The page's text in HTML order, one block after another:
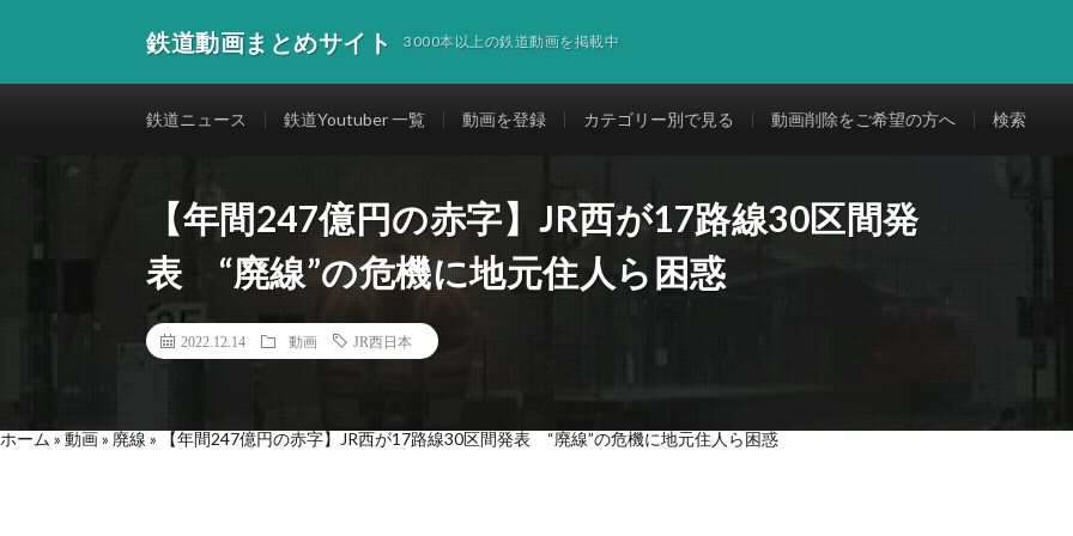
鉄道動画まとめサイト 3000本以上の鉄道動画を掲載中
鉄道ニュース 鉄道Youtuber 一覧 動画を登録 カテゴリー別で見る 動画削除をご希望の方へ 検索
【年間247億円の赤字】JR西が17路線30区間発
表 “廃線”の危機に地元住人ら困惑
2022.12.14 動画 JR西日本
ホーム » 動画» 廃線 » 【年間247億円の赤字】JR西が17路線30区間発表 “廃線”の危機に地元住人ら困惑